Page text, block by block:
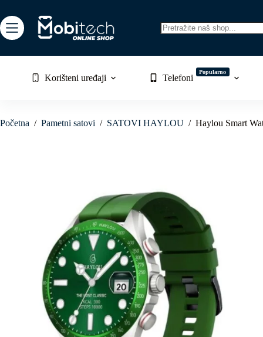
to
content
Korišteni uređaji Telefoni
Popularno
Početna / Pametni satovi / SATOVI HAYLOU / Haylou Smart